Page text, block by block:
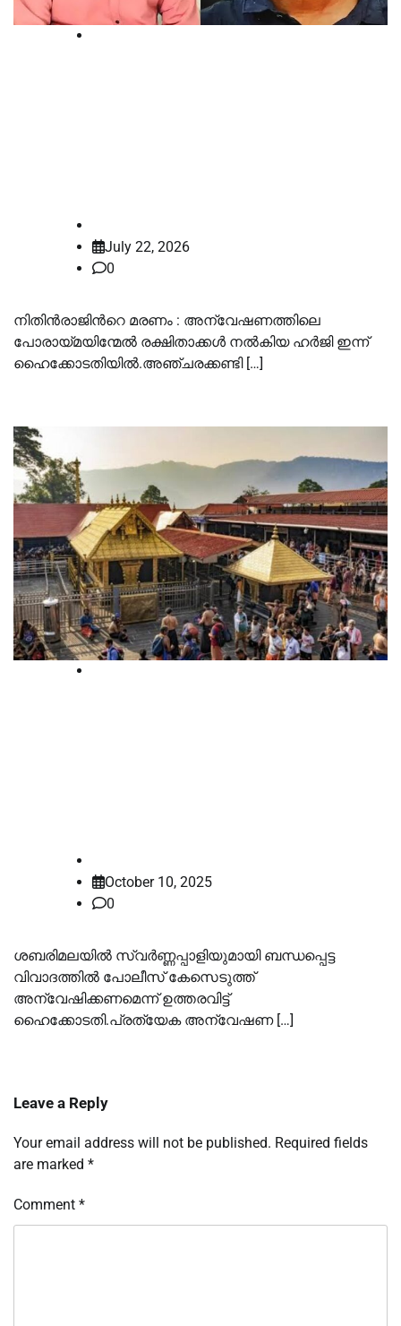
July 22, 2026
0
നിതിൻരാജിന്‍റെ മരണം : അന്വേഷണത്തിലെ
പോരായ്മയിന്മേല്‍ രക്ഷിതാക്കള്‍ നല്‍കിയ ഹർജി ഇന്ന്
ഹൈക്കോടതിയില്‍.അ‍ഞ്ചരക്കണ്ടി […]
October 10, 2025
0
ശബരിമലയില്‍ സ്വര്‍ണ്ണപ്പാളിയുമായി ബന്ധപ്പെട്ട
വിവാദത്തില്‍ പോലീസ് കേസെടുത്ത്
അന്വേഷിക്കണമെന്ന് ഉത്തരവിട്ട്
ഹൈക്കോടതി.പ്രത്യേക അന്വേഷണ […]
Leave a Reply
Your email address will not be published. Required fields
are marked *
Comment *